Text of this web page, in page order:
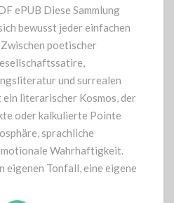
ePUB Diese Sammlung
bewusst jeder einfachen
poetischer
und surrealen
literarischer Kosmos, der
oder kalkulierte Pointe
sprachliche
Wahrhaftigkeit.
eigenen Tonfall, eine eigene